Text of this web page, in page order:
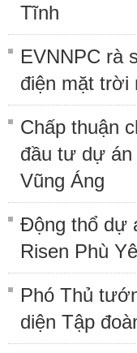
Tĩnh
EVNNPC rà
điện mặt trời
Chấp thuận
đầu tư dự án
Vũng Áng
Động thổ dự
Risen Phù
Phó Thủ
diện Tập